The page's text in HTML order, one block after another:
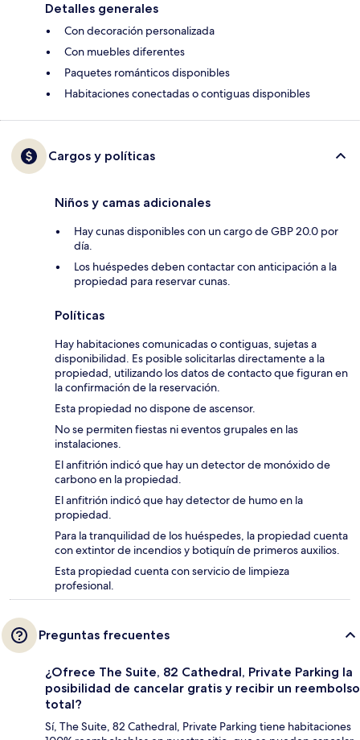
Detalles generales
Con decoración personalizada
Con muebles diferentes
Paquetes románticos disponibles
Habitaciones conectadas o contiguas disponibles
Cargos y políticas
Niños y camas adicionales
Hay cunas disponibles con un cargo de GBP 20.0 por
día.
Los huéspedes deben contactar con anticipación a la
propiedad para reservar cunas.
Políticas
Hay habitaciones comunicadas o contiguas, sujetas a
disponibilidad. Es posible solicitarlas directamente a la
propiedad, utilizando los datos de contacto que figuran en
la confirmación de la reservación.
Esta propiedad no dispone de ascensor.
No se permiten fiestas ni eventos grupales en las
instalaciones.
El anfitrión indicó que hay un detector de monóxido de
carbono en la propiedad.
El anfitrión indicó que hay detector de humo en la
propiedad.
Para la tranquilidad de los huéspedes, la propiedad cuenta
con extintor de incendios y botiquín de primeros auxilios.
Esta propiedad cuenta con servicio de limpieza
profesional.
Preguntas frecuentes
¿Ofrece The Suite, 82 Cathedral, Private Parking la
posibilidad de cancelar gratis y recibir un reembolso
total?
Sí, The Suite, 82 Cathedral, Private Parking tiene habitaciones